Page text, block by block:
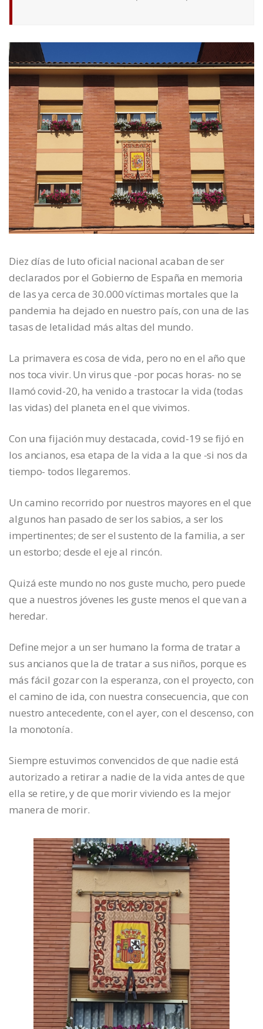
Diez días de luto oficial nacional acaban de ser
declarados por el Gobierno de España en memoria
de las ya cerca de 30.000 víctimas mortales que la
pandemia ha dejado en nuestro país, con una de las
tasas de letalidad más altas del mundo.
La primavera es cosa de vida, pero no en el año que
nos toca vivir. Un virus que -por pocas horas- no se
llamó covid-20, ha venido a trastocar la vida (todas
las vidas) del planeta en el que vivimos.
Con una fijación muy destacada, covid-19 se fijó en
los ancianos, esa etapa de la vida a la que -si nos da
tiempo- todos llegaremos.
Un camino recorrido por nuestros mayores en el que
algunos han pasado de ser los sabios, a ser los
impertinentes; de ser el sustento de la familia, a ser
un estorbo; desde el eje al rincón.
Quizá este mundo no nos guste mucho, pero puede
que a nuestros jóvenes les guste menos el que van a
heredar.
Define mejor a un ser humano la forma de tratar a
sus ancianos que la de tratar a sus niños, porque es
más fácil gozar con la esperanza, con el proyecto, con
el camino de ida, con nuestra consecuencia, que con
nuestro antecedente, con el ayer, con el descenso, con
la monotonía.
Siempre estuvimos convencidos de que nadie está
autorizado a retirar a nadie de la vida antes de que
ella se retire, y de que morir viviendo es la mejor
manera de morir.